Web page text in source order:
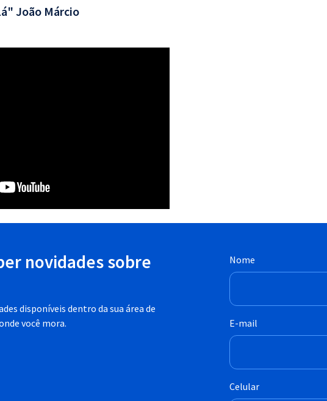
João Márcio
novidades sobre
disponíveis dentro da sua área de
você mora.
Nome
E-mail
Celular